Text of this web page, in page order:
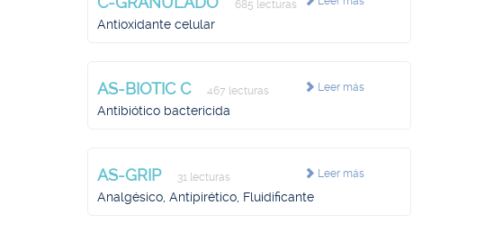
685 lecturas
Antioxidante celular
Leer más
AS-BIOTIC C 467 lecturas
Antibiótico bactericida
Leer más
AS-GRIP 31 lecturas
Analgésico, Antipirético, Fluidificante